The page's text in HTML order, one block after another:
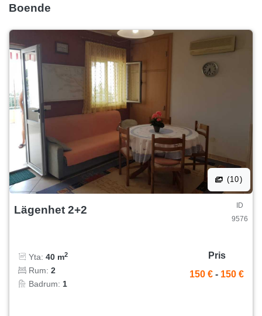
Boende
(10)
Lägenhet 2+2
ID
9576
Yta: 40 m2
Rum: 2
Badrum: 1
Pris
150 € - 150 €